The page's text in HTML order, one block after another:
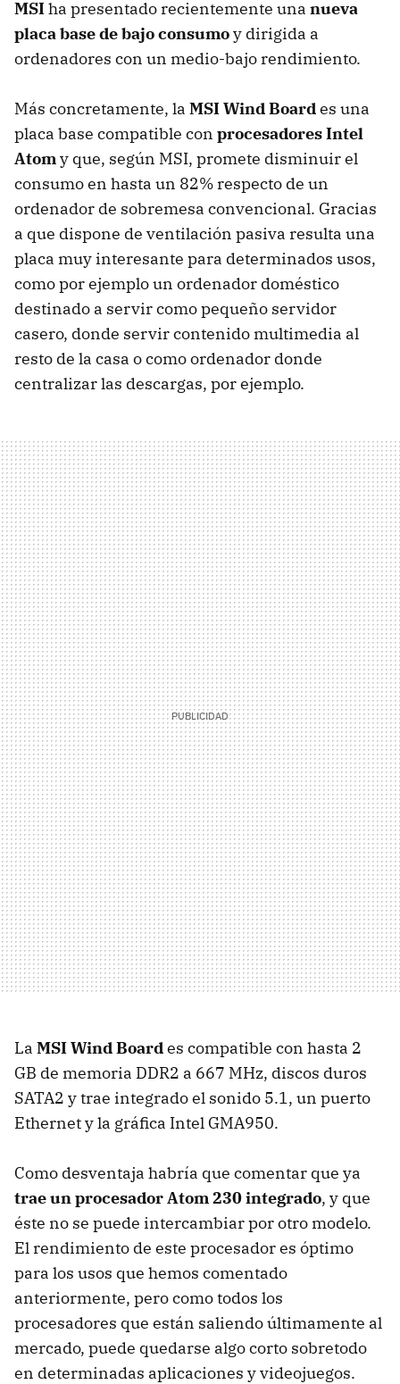
MSIha presentado recientemente una nueva
placa base de bajo consumoy dirigida a
ordenadores con un medio-bajo rendimiento.
Más concretamente, la MSI Wind Boardes una
placa base compatible con procesadores Intel
Atomy que, según MSI, promete disminuir el
consumo en hasta un 82% respecto de un
ordenador de sobremesa convencional. Gracias
a que dispone de ventilación pasiva resulta una
placa muy interesante para determinados usos,
como por ejemplo un ordenador doméstico
destinado a servir como pequeño servidor
casero, donde servir contenido multimedia al
resto de la casa o como ordenador donde
centralizar las descargas, por ejemplo.
La MSI Wind Boardes compatible con hasta 2
GB de memoria DDR2 a 667 MHz, discos duros
SATA2 y trae integrado el sonido 5.1, un puerto
Ethernet y la gráfica Intel GMA950.
Como desventaja habría que comentar que ya
trae un procesador Atom 230 integrado, y que
éste no se puede intercambiar por otro modelo.
El rendimiento de este procesador es óptimo
para los usos que hemos comentado
anteriormente, pero como todos los
procesadores que están saliendo últimamente al
mercado, puede quedarse algo corto sobretodo
en determinadas aplicaciones y videojuegos.